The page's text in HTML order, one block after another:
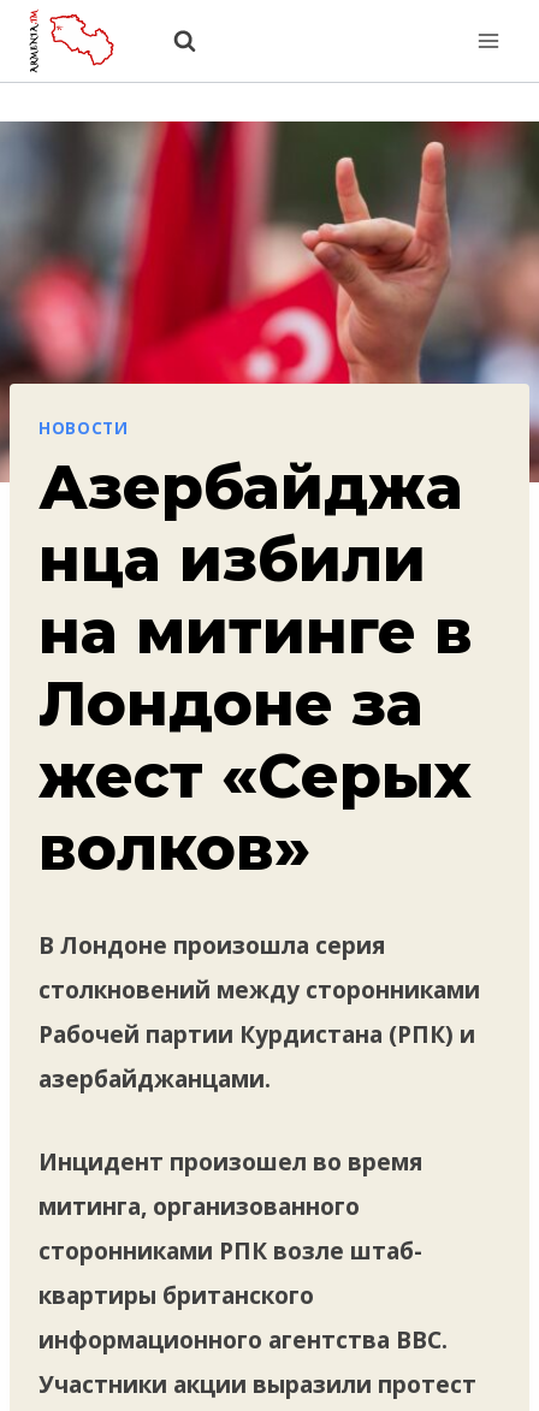
Перейти
НОВОСТИ
Азербайджа
нца избили
на митинге в
Лондоне за
жест «Серых
волков»
В Лондоне произошла серия
столкновений между сторонниками
Рабочей партии Курдистана (РПК) и
азербайджанцами.
Инцидент произошел во время
митинга, организованного
сторонниками РПК возле штаб-
квартиры британского
информационного агентства BBC.
Участники акции выразили протест